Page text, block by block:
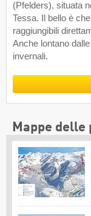
(Pfelders), situata
Tessa. Il bello è
raggiungibili
Anche lontano
invernali.
Mappe delle